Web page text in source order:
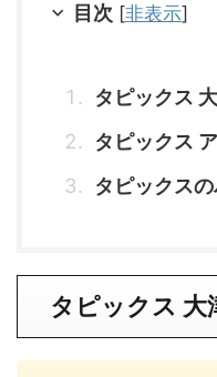
目次 [非表示]
タピックス
タピックス
タピックス
タピックス 大